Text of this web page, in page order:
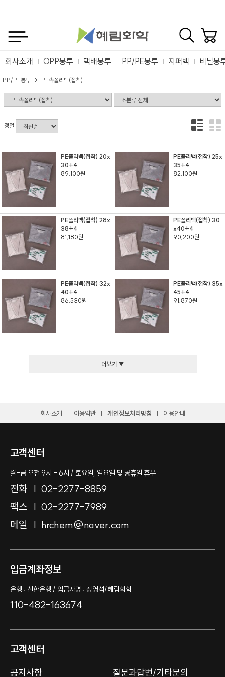
회사소개 OPP봉투 택배봉투 PP/PE봉투 지퍼백 비닐봉
PP/PE봉투 PE속폴리백(접착)
정렬
PE폴리백(접착) 20x
30+4
89,100원
PE폴리백(접착) 25x
35+4
82,100원
PE폴리백(접착) 28x
38+4
81,180원
PE폴리백(접착) 30
x40+4
90,200원
PE폴리백(접착) 32x
40+4
86,530원
PE폴리백(접착) 35x
45+4
91,870원
더보기 ▼
회사소개 이용약관 개인정보처리방침 이용안내
고객센터
월-금 오전 9시 - 6시 / 토요일, 일요일 및 공휴일 휴무
전화
02-2277-8859
팩스
02-2277-7989
메일
hrchem@naver.com
입금계좌정보
은행 : 신한은행 / 입금자명 : 장영석/혜림화학
110-482-163674
고객센터
공지사항 질문과답변/기타문의